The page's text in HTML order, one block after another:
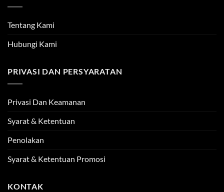
Tentang Kami
Hubungi Kami
PRIVASI DAN PERSYARATAN
Privasi Dan Keamanan
Syarat & Ketentuan
Penolakan
Syarat & Ketentuan Promosi
KONTAK